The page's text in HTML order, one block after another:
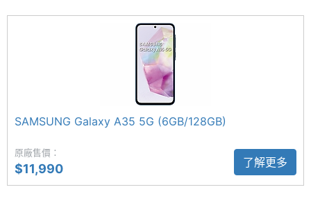
慧「Awesome Intelligence」，主打強大有趣且方便
使用的工具為用戶開啟智慧生活，在 One UI 7 的支援
下，更將推升搜尋和視覺體驗；支援 AI 搜尋圈、物件
橡皮擦、自拍濾鏡、智慧相片編輯等功能。此外，
Galaxy A36 5G 還擁有 6 代作業系統升級與 6 年安全
5,000 萬畫素三鏡頭
128 GB, 256 GB
量
顯示螢幕
SAMSUNG Galaxy A35 5G (6GB/128GB)
原廠售價：
$11,990 了解更多